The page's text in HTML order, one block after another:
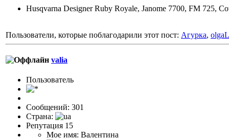
Husqvarna Designer Ruby Royale, Janome 7700, FM 725,
Пользователи, которые поблагодарили этот пост: Агурка, olgaL
valia
Пользовaтeль
Сообщений: 301
Страна:
Репутация 15
Мое имя: Валентина